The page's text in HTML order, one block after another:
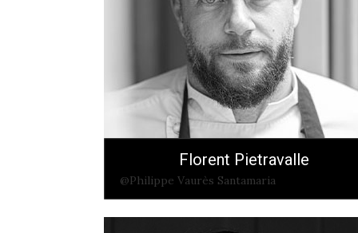
Florent Pietravalle
@Philippe Vaurès Santamaria